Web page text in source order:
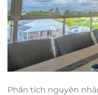
Phân tích nguyên